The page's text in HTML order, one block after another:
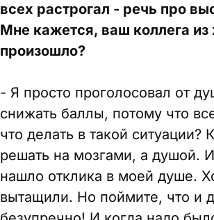
всех растрогал - речь про
Мне кажется, ваш коллега
произошло?
- Я просто проголосовал от
снижать баллы, потому что
что делать в такой
решать на мозгами, а душой.
нашло отклика в моей душе.
вытащили. Но поймите, что и